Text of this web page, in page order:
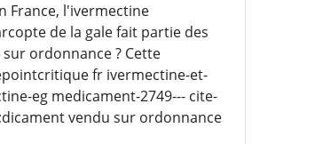
France, l'ivermectine
de la gale fait partie des
ordonnance ? Cette
fr ivermectine-et-
eg medicament-2749--- cite-
vendu sur ordonnance